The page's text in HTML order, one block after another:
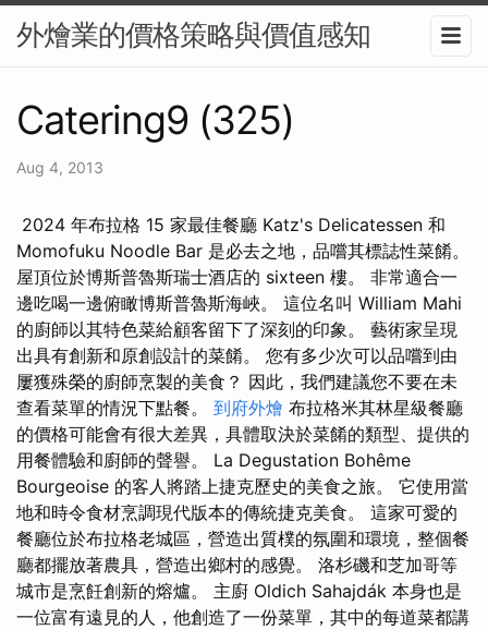
外燴業的價格策略與價值感知
Catering9 (325)
Aug 4, 2013
️ 2024 年布拉格 15 家最佳餐廳 Katz's Delicatessen 和
Momofuku Noodle Bar 是必去之地，品嚐其標誌性菜餚。
屋頂位於博斯普魯斯瑞士酒店的 sixteen 樓。 非常適合一
邊吃喝一邊俯瞰博斯普魯斯海峽。 這位名叫 William Mahi
的廚師以其特色菜給顧客留下了深刻的印象。 藝術家呈現
出具有創新和原創設計的菜餚。 您有多少次可以品嚐到由
屢獲殊榮的廚師烹製的美食？ 因此，我們建議您不要在未
查看菜單的情況下點餐。 到府外燴 布拉格米其林星級餐廳
的價格可能會有很大差異，具體取決於菜餚的類型、提供的
用餐體驗和廚師的聲譽。 La Degustation Bohême
Bourgeoise 的客人將踏上捷克歷史的美食之旅。 它使用當
地和時令食材烹調現代版本的傳統捷克美食。 這家可愛的
餐廳位於布拉格老城區，營造出質樸的氛圍和環境，整個餐
廳都擺放著農具，營造出鄉村的感覺。 洛杉磯和芝加哥等
城市是烹飪創新的熔爐。 主廚 Oldich Sahajdák 本身也是
一位富有遠見的人，他創造了一份菜單，其中的每道菜都講